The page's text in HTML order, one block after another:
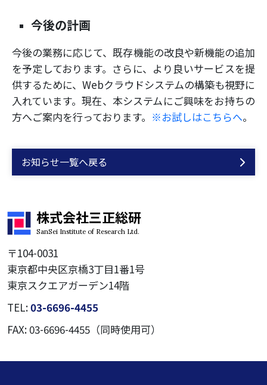
今後の計画
今後の業務に応じて、既存機能の改良や新機能の追加
を予定しております。さらに、より良いサービスを提
供するために、Webクラウドシステムの構築も視野に
入れています。現在、本システムにご興味をお持ちの
方へご案内を行っております。 ※お試しはこちらへ。
お知らせ一覧へ戻る
株式会社三正総研
SanSei Institute of Research Ltd.
〒104-0031
東京都中央区京橋3丁目1番1号
東京スクエアガーデン14階
TEL:03-6696-4455
FAX: 03-6696-4455（同時使用可）